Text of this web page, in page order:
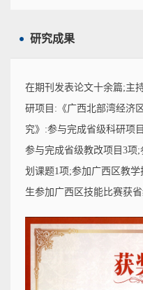
研究成果
在期刊发表论文十余篇;主
研项目:《广西北部湾经济
究》:参与完成省级科研项
参与完成省级教改项目3项
划课题1项;参加广西区教
生参加广西区技能比赛获省